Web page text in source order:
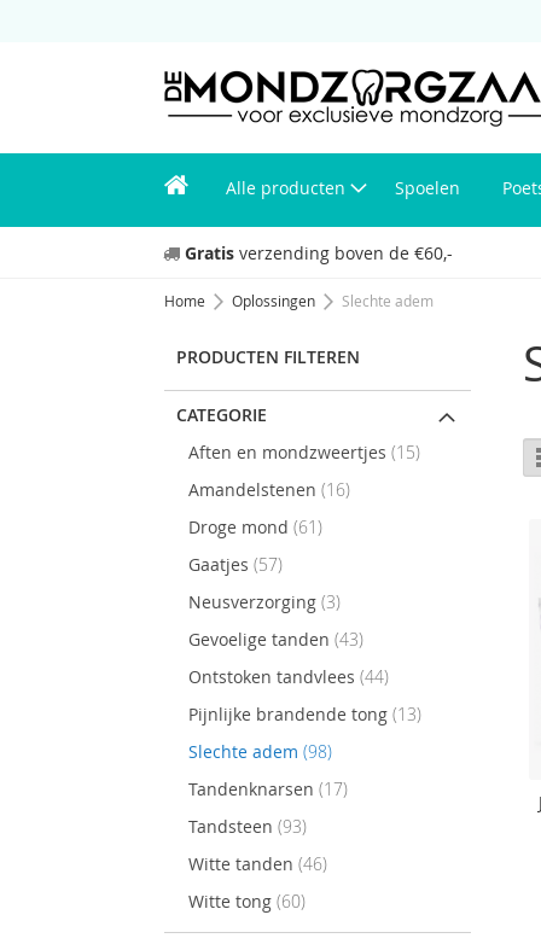
Alle producten Spoelen
Gratis verzending boven de €60,-
Home Oplossingen Slechte adem
PRODUCTEN FILTEREN
CATEGORIE
Aften en mondzweertjes 15
items
Amandelstenen 16
items
Droge mond 61
items
Gaatjes 57
items
Neusverzorging 3
items
Gevoelige tanden 43
items
Ontstoken tandvlees 44
items
Pijnlijke brandende tong 13
items
Slechte adem 98
items
Tandenknarsen 17
items
Tandsteen 93
items
Witte tanden 46
items
Witte tong 60
items